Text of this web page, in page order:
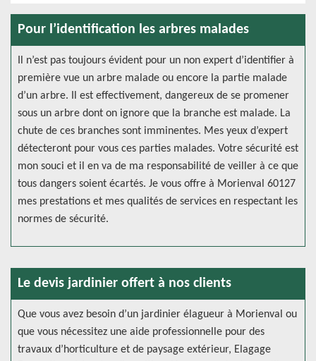
Pour l’identification les arbres malades
Il n’est pas toujours évident pour un non expert d’identifier à
première vue un arbre malade ou encore la partie malade
d’un arbre. Il est effectivement, dangereux de se promener
sous un arbre dont on ignore que la branche est malade. La
chute de ces branches sont imminentes. Mes yeux d’expert
détecteront pour vous ces parties malades. Votre sécurité est
mon souci et il en va de ma responsabilité de veiller à ce que
tous dangers soient écartés. Je vous offre à Morienval 60127
mes prestations et mes qualités de services en respectant les
normes de sécurité.
Le devis jardinier offert à nos clients
Que vous avez besoin d’un jardinier élagueur à Morienval ou
que vous nécessitez une aide professionnelle pour des
travaux d’horticulture et de paysage extérieur, Elagage